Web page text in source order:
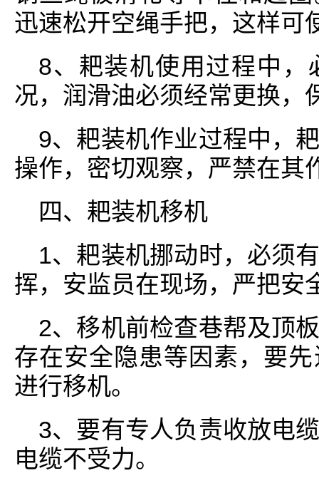
迅速松开空绳手把，这样可
8、耙装机使用过程中，
况，润滑油必须经常更换，
9、耙装机作业过程中，
操作，密切观察，严禁在其
四、耙装机移机
1、耙装机挪动时，必须
挥，安监员在现场，严把安
2、移机前检查巷帮及顶
存在安全隐患等因素，要
进行移机。
3、要有专人负责收放电
电缆不受力。